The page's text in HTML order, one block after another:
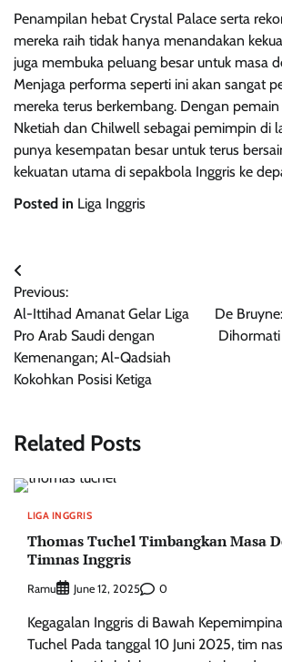
Penampilan hebat Crystal Palace serta
mereka raih tidak hanya menandakan
juga membuka peluang besar untuk masa
Menjaga performa seperti ini akan sangat
mereka terus berkembang. Dengan
Nketiah dan Chilwell sebagai pemimpin di
punya kesempatan besar untuk terus
kekuatan utama di sepakbola Inggris ke
Posted in Liga Inggris
Post
navigation
Previous:
Al-Ittihad Amanat Gelar Liga
Pro Arab Saudi dengan
Kemenangan; Al-Qadsiah
Kokohkan Posisi Ketiga
De
Related Posts
LIGA INGGRIS
Thomas Tuchel Timbangkan Masa
Timnas Inggris
Ramu June 12, 2025 0
Kegagalan Inggris di Bawah
Tuchel Pada tanggal 10 Juni 2025, tim